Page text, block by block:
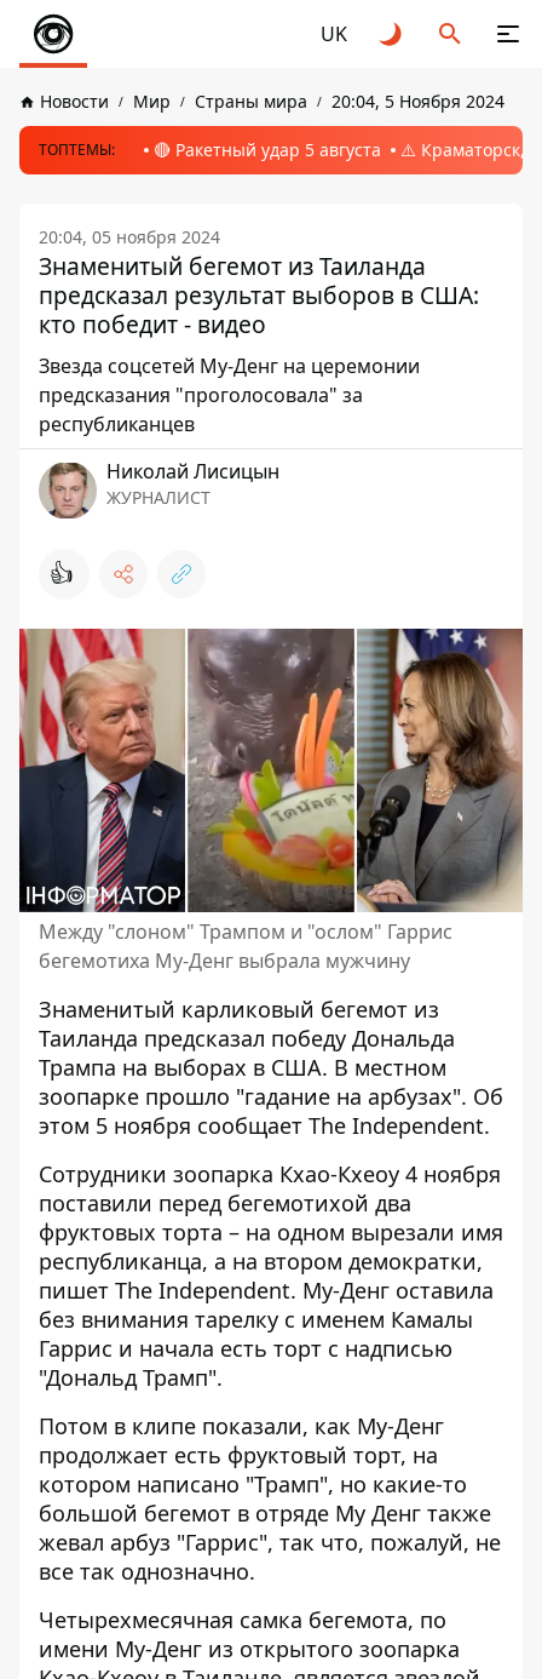
UK
Новости Мир Страны мира 20:04, 5 Ноября 2024
ТОПТЕМЫ: 🔴 Ракетный удар 5 августа ⚠️ Краматорск,
20:04, 05 ноября 2024
Знаменитый бегемот из Таиланда
предсказал результат выборов в США:
кто победит - видео
Звезда соцсетей Му-Денг на церемонии
предсказания "проголосовала" за
республиканцев
Николай Лисицын
ЖУРНАЛИСТ
👍
Между "слоном" Трампом и "ослом" Гаррис
бегемотиха Му-Денг выбрала мужчину
Знаменитый карликовый бегемот из
Таиланда предсказал победу Дональда
Трампа на выборах в США. В местном
зоопарке прошло "гадание на арбузах". Об
этом 5 ноября сообщает The Independent.
Сотрудники зоопарка Кхао-Кхеоу 4 ноября
поставили перед бегемотихой два
фруктовых торта – на одном вырезали имя
республиканца, а на втором демократки,
пишет The Independent. Му-Денг оставила
без внимания тарелку с именем Камалы
Гаррис и начала есть торт с надписью
"Дональд Трамп".
Потом в клипе показали, как Му-Денг
продолжает есть фруктовый торт, на
котором написано "Трамп", но какие-то
большой бегемот в отряде Му Денг также
жевал арбуз "Гаррис", так что, пожалуй, не
все так однозначно.
Четырехмесячная самка бегемота, по
имени Му-Денг из открытого зоопарка